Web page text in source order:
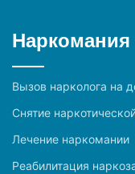
Наркомания
Вызов нарколога на
Снятие
Лечение наркомании
Реабилитация